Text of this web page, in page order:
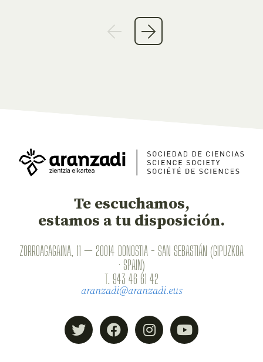
Te escuchamos,
estamos a tu disposición.
ZORROAGAGAINA, 11 — 20014 DONOSTIA - SAN SEBASTIÁN (GIPUZKOA
· SPAIN)
T. 943 46 61 42
aranzadi@aranzadi.eus